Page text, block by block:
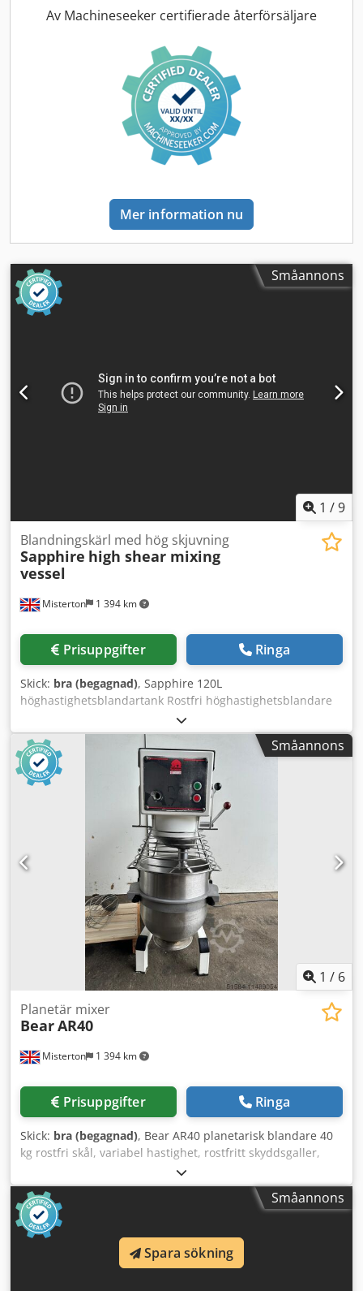
Av Machineseeker certifierade återförsäljare
Mer information nu
Småannons
1 /9
Misterton 1 394 km
Blandningskärl med hög skjuvning
Sapphire high shear mixing
vessel
Prisuppgifter Ringa
Skick: bra (begagnad), Sapphire 120L
höghastighetsblandartank Rostfri höghastighetsblandare
med variabelt varvtal, tryckkärl, dubbelmantlad med
justerbara temperaturinställningar, bottenmonterad
höghastighetsblandare, central bottenutlopp, mobil, 1-fas
Dsdpsrwz Rdsfx Anzjck
Småannons
1 / 6
Misterton 1 394 km
Planetär mixer
BearAR40
Prisuppgifter Ringa
Skick: bra (begagnad), Bear AR40 planetarisk blandare 40
kg rostfri skål, variabel hastighet, rostfritt skyddsgaller,
inklusive flatblandare, degkrok och visptillsats, 3-fas
Dcjdpjm Tx E Tsfx Anzok
Småannons
Spara sökning